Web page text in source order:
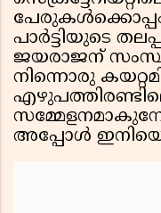
പേരുകൾക്കൊപ്പം
പാർട്ടിയുടെ
ജയരാജന്
നിന്നൊരു
അപ്പോൾ